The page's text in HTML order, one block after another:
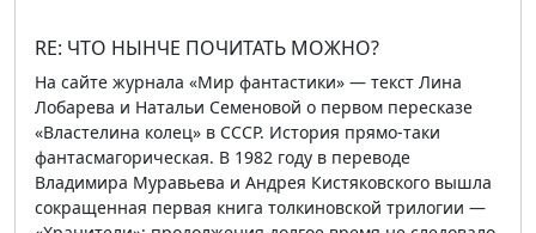
RE: ЧТО НЫНЧЕ ПОЧИТАТЬ МОЖНО?
На сайте журнала «Мир фантастики» — текст Лина
Лобарева и Натальи Семеновой о первом пересказе
«Властелина колец» в СССР. История прямо-таки
фантасмагорическая. В 1982 году в переводе
Владимира Муравьева и Андрея Кистяковского вышла
сокращенная первая книга толкиновской трилогии —